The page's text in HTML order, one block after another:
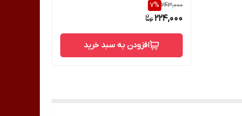
243,000
7%
224,000
افزودن به سبد خرید